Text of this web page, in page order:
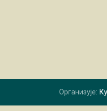
Организује: